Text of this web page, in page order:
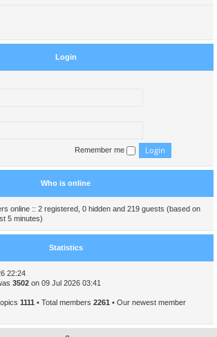
Login
Remember me
Who is online
online :: 2 registered, 0 hidden and 219 guests (based on
5 minutes)
Statistics
22:24
3502 on 09 Jul 2026 03:41
1111 • Total members 2261 • Our newest member